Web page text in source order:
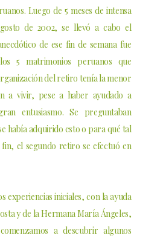
Luego de 5 meses de intensa
de 2002, se llevó a cabo el
de ese fin de semana fue
5 matrimonios peruanos que
del retiro tenía la menor
a vivir, pese a haber ayudado a
entusiasmo. Se preguntaban
había adquirido esto o para qué tal
el segundo retiro se efectuó en
experiencias iniciales, con la ayuda
y de la Hermana María Ángeles,
a descubrir algunos